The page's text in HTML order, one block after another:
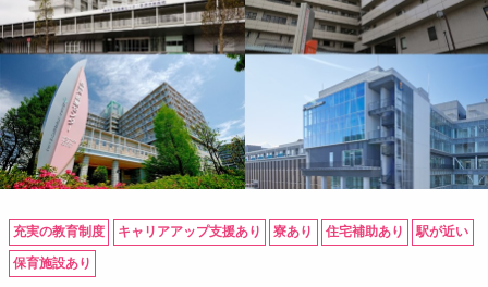
充実の教育制度 キャリアアップ支援あり 寮あり 住宅補助あり 駅が近い
保育施設あり